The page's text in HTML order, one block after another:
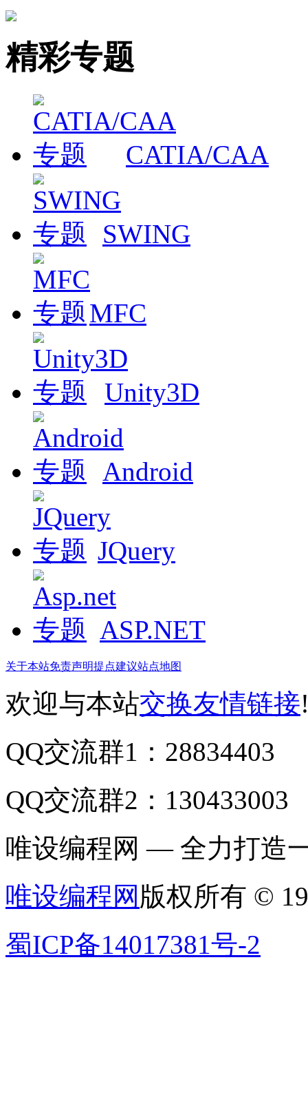
精彩专题
CATIA/CAA
SWING
MFC
Unity3D
Android
JQuery
ASP.NET
关于本站免责声明提点建议站点地图
欢迎与本站交换友情链接
QQ交流群1：28834403
QQ交流群2：130433003
唯设编程网 — 全力打造
唯设编程网 版权所有 ©
蜀ICP备14017381号-2